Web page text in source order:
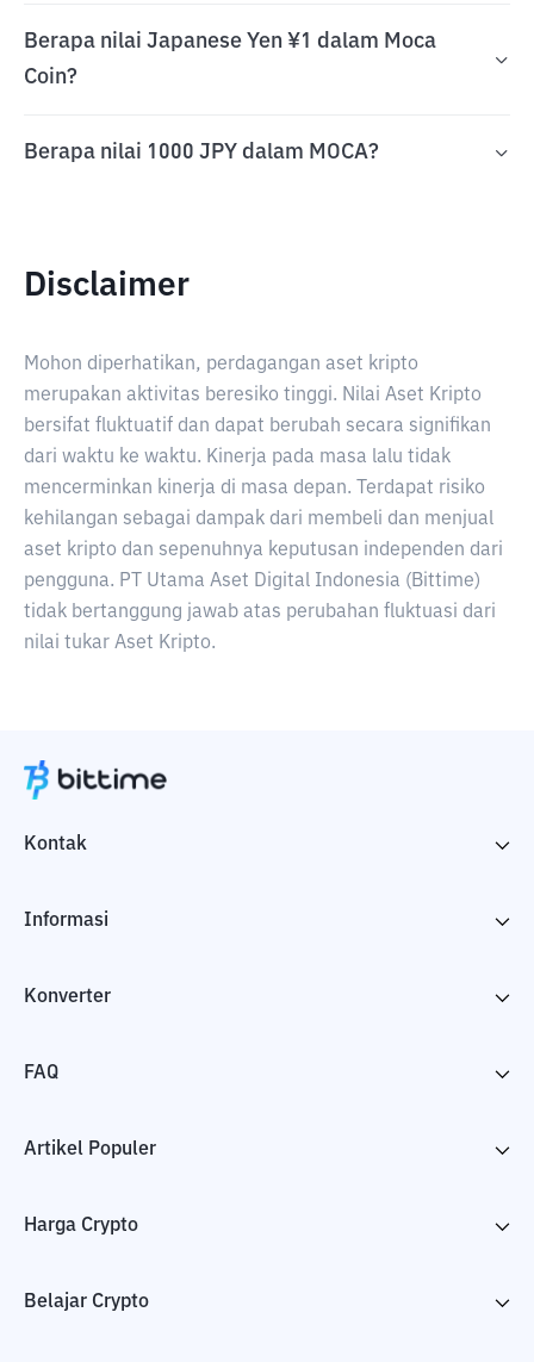
Berapa nilai Japanese Yen ¥1 dalam Moca
Coin?
Berapa nilai 1000 JPY dalam MOCA?
Disclaimer
Mohon diperhatikan, perdagangan aset kripto
merupakan aktivitas beresiko tinggi. Nilai Aset Kripto
bersifat fluktuatif dan dapat berubah secara signifikan
dari waktu ke waktu. Kinerja pada masa lalu tidak
mencerminkan kinerja di masa depan. Terdapat risiko
kehilangan sebagai dampak dari membeli dan menjual
aset kripto dan sepenuhnya keputusan independen dari
pengguna. PT Utama Aset Digital Indonesia (Bittime)
tidak bertanggung jawab atas perubahan fluktuasi dari
nilai tukar Aset Kripto.
Kontak
Informasi
Konverter
FAQ
Artikel Populer
Harga Crypto
Belajar Crypto